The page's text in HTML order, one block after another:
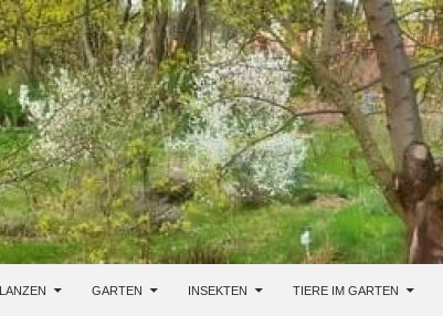
GARTEN INSEKTEN TIERE IM GARTEN